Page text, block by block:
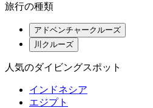
旅行の種類
アドベンチャークルーズ
川クルーズ
人気のダイビングスポット
インドネシア
エジプト